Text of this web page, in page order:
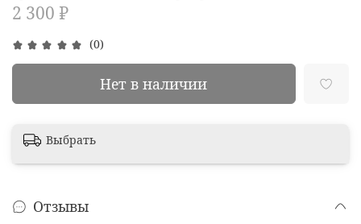
(0)
2 300 ₽
Нет в наличии
Выбрать
Отзывы